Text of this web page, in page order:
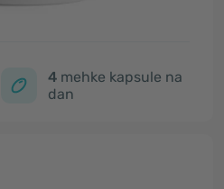
4 mehke kapsule na
dan